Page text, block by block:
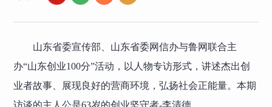
山东省委宣传部、山东省委网信办与鲁网联合主
办“山东创业100分”活动，以人物专访形式，讲述杰出创
业者故事、展现良好的营商环境，弘扬社会正能量。本期
访谈的主人公是63岁的创业坚守者-李清德。